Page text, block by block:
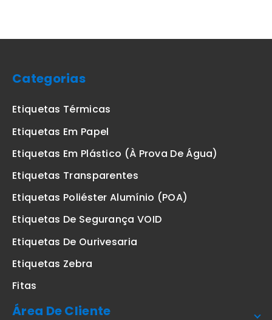
Categorias
Etiquetas Térmicas
Etiquetas Em Papel
Etiquetas Em Plástico (à Prova De Água)
Etiquetas Transparentes
Etiquetas Poliéster Alumínio (POA)
Etiquetas De Segurança VOID
Etiquetas De Ourivesaria
Etiquetas Zebra
Fitas
Área De Cliente